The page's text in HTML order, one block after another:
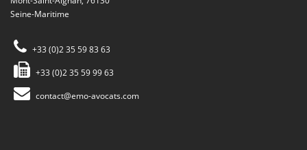
Seine-Maritime
+33 (0)2 35 59 83 63
+33 (0)2 35 59 99 63
contact@emo-avocats.com